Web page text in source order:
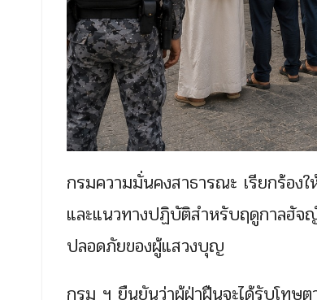
กรมความมั่นคงสาธารณะ เรียกร้อง
และแนวทางปฏิบัติสำหรับฤดูกาลฮัจ
ปลอดภัยของผู้แสวงบุญ
กรม ฯ ยืนยันว่าผู้ฝ่าฝืนจะได้รับโทษ